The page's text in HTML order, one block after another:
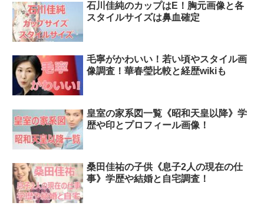
石川佳純のカップはE！胸元画像と各
スタイルサイズは鼻血確定
毛寧がかわいい！若い頃やスタイル画
像調査！華春瑩比較と経歴wikiも
皇室の家系図一覧《昭和天皇以降》学
歴や印とプロフィール画像！
桑田佳祐の子供《息子2人の現在の仕
事》学歴や結婚と自宅調査！